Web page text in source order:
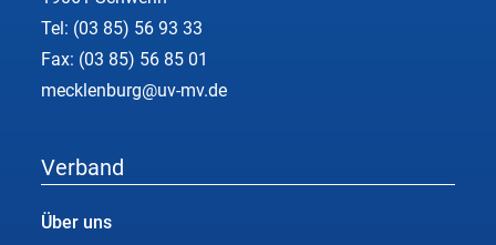
Tel: (03 85) 56 93 33
Fax: (03 85) 56 85 01
mecklenburg@uv-mv.de
Verband
Über uns